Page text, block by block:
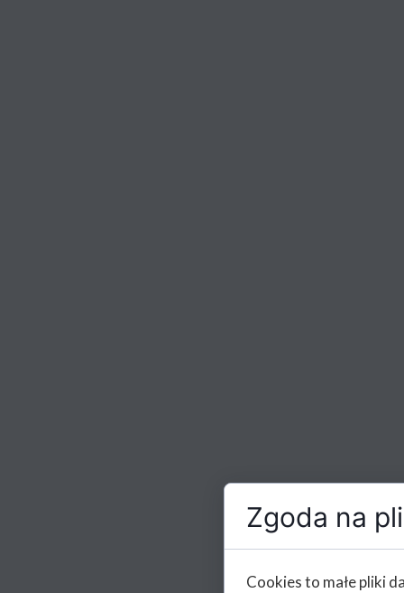
Zgoda na
Cookies to małe pliki